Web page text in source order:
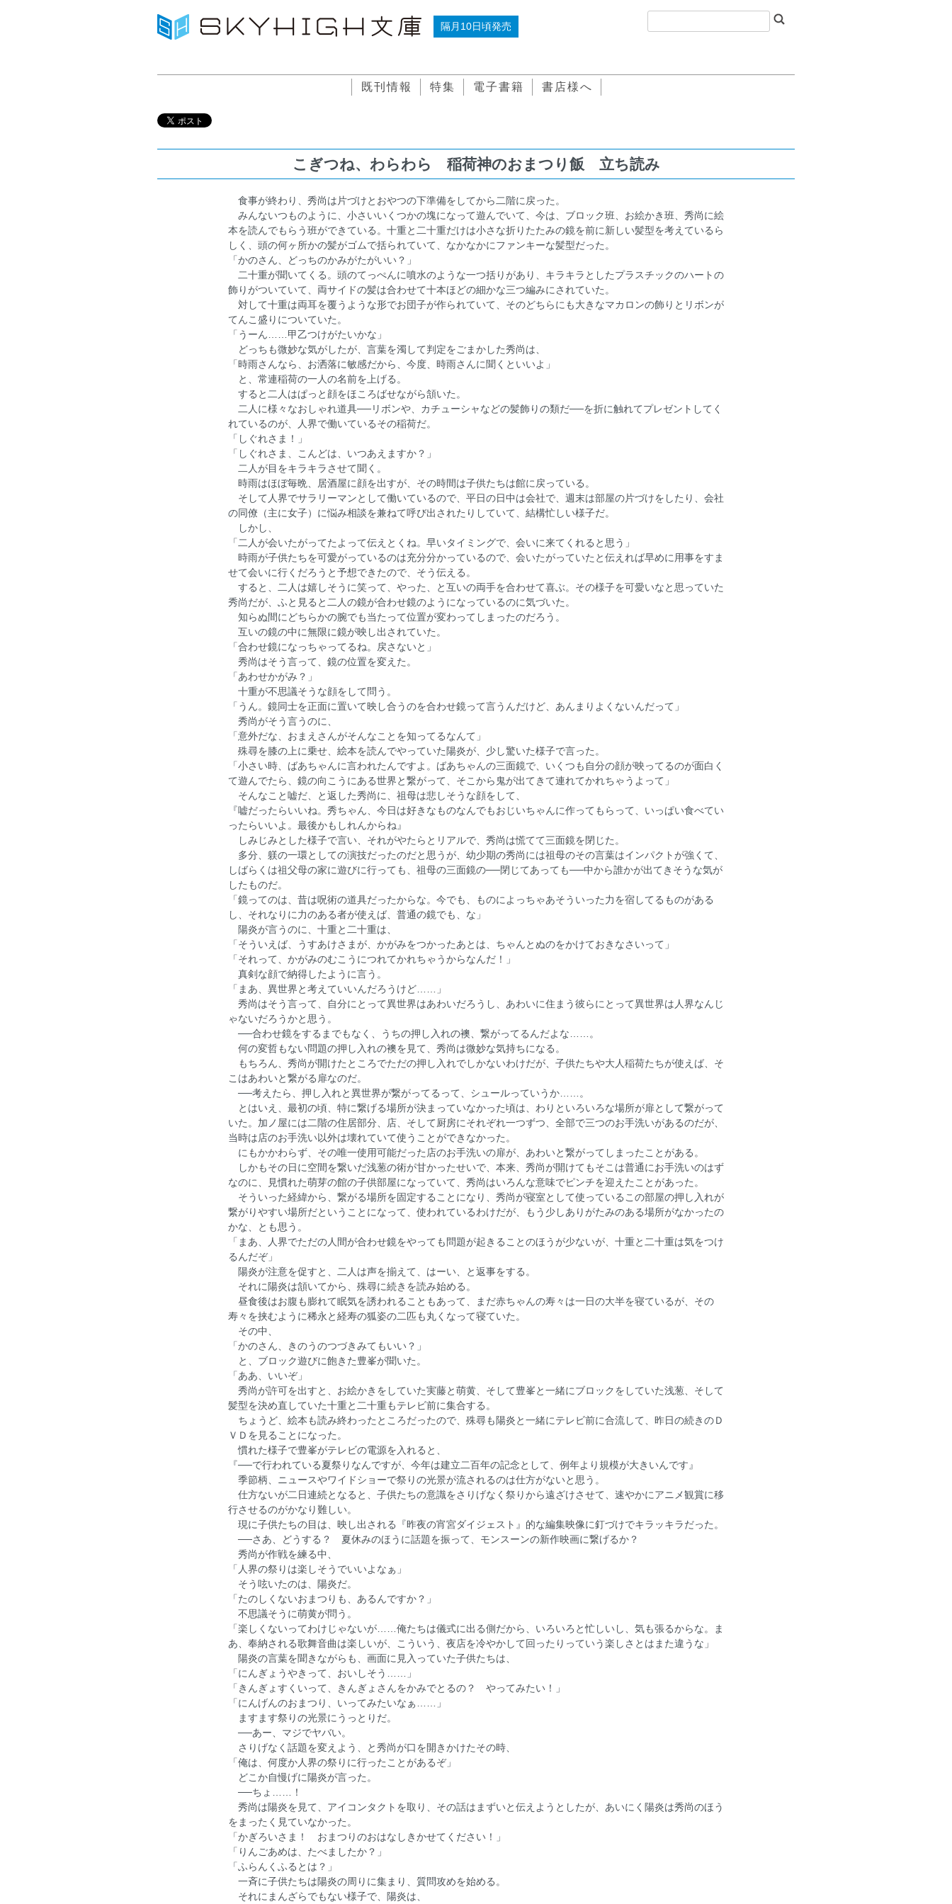
隔月10日頃発売
既刊情報 特集 電子書籍 書店様へ
こぎつね、わらわら 稲荷神のおまつり飯 立ち読み
食事が終わり、秀尚は片づけとおやつの下準備をしてから二階に戻った。
みんないつものように、小さいいくつかの塊になって遊んでいて、今は、ブロック班、お絵かき班、秀尚に絵
本を読んでもらう班ができている。十重と二十重だけは小さな折りたたみの鏡を前に新しい髪型を考えているら
しく、頭の何ヶ所かの髪がゴムで括られていて、なかなかにファンキーな髪型だった。
「かのさん、どっちのかみがたがいい？」
二十重が聞いてくる。頭のてっぺんに噴水のような一つ括りがあり、キラキラとしたプラスチックのハートの
飾りがついていて、両サイドの髪は合わせて十本ほどの細かな三つ編みにされていた。
対して十重は両耳を覆うような形でお団子が作られていて、そのどちらにも大きなマカロンの飾りとリボンが
てんこ盛りについていた。
「うーん……甲乙つけがたいかな」
どっちも微妙な気がしたが、言葉を濁して判定をごまかした秀尚は、
「時雨さんなら、お洒落に敏感だから、今度、時雨さんに聞くといいよ」
と、常連稲荷の一人の名前を上げる。
すると二人はぱっと顔をほころばせながら頷いた。
二人に様々なおしゃれ道具──リボンや、カチューシャなどの髪飾りの類だ──を折に触れてプレゼントしてく
れているのが、人界で働いているその稲荷だ。
「しぐれさま！」
「しぐれさま、こんどは、いつあえますか？」
二人が目をキラキラさせて聞く。
時雨はほぼ毎晩、居酒屋に顔を出すが、その時間は子供たちは館に戻っている。
そして人界でサラリーマンとして働いているので、平日の日中は会社で、週末は部屋の片づけをしたり、会社
の同僚（主に女子）に悩み相談を兼ねて呼び出されたりしていて、結構忙しい様子だ。
しかし、
「二人が会いたがってたよって伝えとくね。早いタイミングで、会いに来てくれると思う」
時雨が子供たちを可愛がっているのは充分分かっているので、会いたがっていたと伝えれば早めに用事をすま
せて会いに行くだろうと予想できたので、そう伝える。
すると、二人は嬉しそうに笑って、やった、と互いの両手を合わせて喜ぶ。その様子を可愛いなと思っていた
秀尚だが、ふと見ると二人の鏡が合わせ鏡のようになっているのに気づいた。
知らぬ間にどちらかの腕でも当たって位置が変わってしまったのだろう。
互いの鏡の中に無限に鏡が映し出されていた。
「合わせ鏡になっちゃってるね。戻さないと」
秀尚はそう言って、鏡の位置を変えた。
「あわせかがみ？」
十重が不思議そうな顔をして問う。
「うん。鏡同士を正面に置いて映し合うのを合わせ鏡って言うんだけど、あんまりよくないんだって」
秀尚がそう言うのに、
「意外だな、おまえさんがそんなことを知ってるなんて」
殊尋を膝の上に乗せ、絵本を読んでやっていた陽炎が、少し驚いた様子で言った。
「小さい時、ばあちゃんに言われたんですよ。ばあちゃんの三面鏡で、いくつも自分の顔が映ってるのが面白く
て遊んでたら、鏡の向こうにある世界と繋がって、そこから鬼が出てきて連れてかれちゃうよって」
そんなこと嘘だ、と返した秀尚に、祖母は悲しそうな顔をして、
『嘘だったらいいね。秀ちゃん、今日は好きなものなんでもおじいちゃんに作ってもらって、いっぱい食べてい
ったらいいよ。最後かもしれんからね』
しみじみとした様子で言い、それがやたらとリアルで、秀尚は慌てて三面鏡を閉じた。
多分、躾の一環としての演技だったのだと思うが、幼少期の秀尚には祖母のその言葉はインパクトが強くて、
しばらくは祖父母の家に遊びに行っても、祖母の三面鏡の──閉じてあっても──中から誰かが出てきそうな気が
したものだ。
「鏡ってのは、昔は呪術の道具だったからな。今でも、ものによっちゃあそういった力を宿してるものがある
し、それなりに力のある者が使えば、普通の鏡でも、な」
陽炎が言うのに、十重と二十重は、
「そういえば、うすあけさまが、かがみをつかったあとは、ちゃんとぬのをかけておきなさいって」
「それって、かがみのむこうにつれてかれちゃうからなんだ！」
真剣な顔で納得したように言う。
「まあ、異世界と考えていいんだろうけど……」
秀尚はそう言って、自分にとって異世界はあわいだろうし、あわいに住まう彼らにとって異世界は人界なんじ
ゃないだろうかと思う。
──合わせ鏡をするまでもなく、うちの押し入れの襖、繋がってるんだよな……。
何の変哲もない問題の押し入れの襖を見て、秀尚は微妙な気持ちになる。
もちろん、秀尚が開けたところでただの押し入れでしかないわけだが、子供たちや大人稲荷たちが使えば、そ
こはあわいと繋がる扉なのだ。
──考えたら、押し入れと異世界が繋がってるって、シュールっていうか……。
とはいえ、最初の頃、特に繋げる場所が決まっていなかった頃は、わりといろいろな場所が扉として繋がって
いた。加ノ屋には二階の住居部分、店、そして厨房にそれぞれ一つずつ、全部で三つのお手洗いがあるのだが、
当時は店のお手洗い以外は壊れていて使うことができなかった。
にもかかわらず、その唯一使用可能だった店のお手洗いの扉が、あわいと繋がってしまったことがある。
しかもその日に空間を繋いだ浅葱の術が甘かったせいで、本来、秀尚が開けてもそこは普通にお手洗いのはず
なのに、見慣れた萌芽の館の子供部屋になっていて、秀尚はいろんな意味でピンチを迎えたことがあった。
そういった経緯から、繋がる場所を固定することになり、秀尚が寝室として使っているこの部屋の押し入れが
繋がりやすい場所だということになって、使われているわけだが、もう少しありがたみのある場所がなかったの
かな、とも思う。
「まあ、人界でただの人間が合わせ鏡をやっても問題が起きることのほうが少ないが、十重と二十重は気をつけ
るんだぞ」
陽炎が注意を促すと、二人は声を揃えて、はーい、と返事をする。
それに陽炎は頷いてから、殊尋に続きを読み始める。
昼食後はお腹も膨れて眠気を誘われることもあって、まだ赤ちゃんの寿々は一日の大半を寝ているが、その
寿々を挟むように稀永と経寿の狐姿の二匹も丸くなって寝ていた。
その中、
「かのさん、きのうのつづきみてもいい？」
と、ブロック遊びに飽きた豊峯が聞いた。
「ああ、いいぞ」
秀尚が許可を出すと、お絵かきをしていた実藤と萌黄、そして豊峯と一緒にブロックをしていた浅葱、そして
髪型を決め直していた十重と二十重もテレビ前に集合する。
ちょうど、絵本も読み終わったところだったので、殊尋も陽炎と一緒にテレビ前に合流して、昨日の続きのＤ
ＶＤを見ることになった。
慣れた様子で豊峯がテレビの電源を入れると、
『──で行われている夏祭りなんですが、今年は建立二百年の記念として、例年より規模が大きいんです』
季節柄、ニュースやワイドショーで祭りの光景が流されるのは仕方がないと思う。
仕方ないが二日連続となると、子供たちの意識をさりげなく祭りから遠ざけさせて、速やかにアニメ観賞に移
行させるのがかなり難しい。
現に子供たちの目は、映し出される『昨夜の宵宮ダイジェスト』的な編集映像に釘づけでキラッキラだった。
──さあ、どうする？ 夏休みのほうに話題を振って、モンスーンの新作映画に繋げるか？
秀尚が作戦を練る中、
「人界の祭りは楽しそうでいいよなぁ」
そう呟いたのは、陽炎だ。
「たのしくないおまつりも、あるんですか？」
不思議そうに萌黄が問う。
「楽しくないってわけじゃないが……俺たちは儀式に出る側だから、いろいろと忙しいし、気も張るからな。ま
あ、奉納される歌舞音曲は楽しいが、こういう、夜店を冷やかして回ったりっていう楽しさとはまた違うな」
陽炎の言葉を聞きながらも、画面に見入っていた子供たちは、
「にんぎょうやきって、おいしそう……」
「きんぎょすくいって、きんぎょさんをかみでとるの？ やってみたい！」
「にんげんのおまつり、いってみたいなぁ……」
ますます祭りの光景にうっとりだ。
──あー、マジでヤバい。
さりげなく話題を変えよう、と秀尚が口を開きかけたその時、
「俺は、何度か人界の祭りに行ったことがあるぞ」
どこか自慢げに陽炎が言った。
──ちょ……！
秀尚は陽炎を見て、アイコンタクトを取り、その話はまずいと伝えようとしたが、あいにく陽炎は秀尚のほう
をまったく見ていなかった。
「かぎろいさま！ おまつりのおはなしきかせてください！」
「りんごあめは、たべましたか？」
「ふらんくふるとは？」
一斉に子供たちは陽炎の周りに集まり、質問攻めを始める。
それにまんざらでもない様子で、陽炎は、